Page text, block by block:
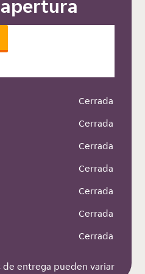
Cerrada
Cerrada
Cerrada
Cerrada
Cerrada
Cerrada
Cerrada
de entrega pueden variar